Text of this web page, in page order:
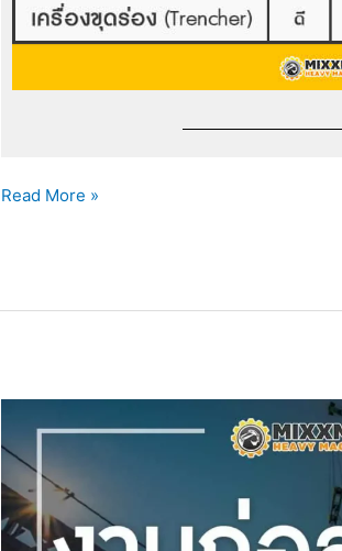
Read More »
ก่อสร้าง
กับ
เครื่องจักร
กล